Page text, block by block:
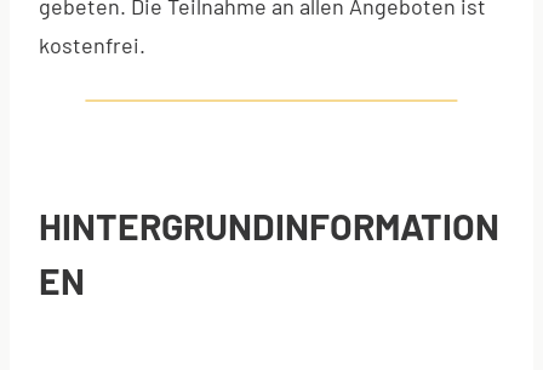
gebeten. Die Teilnahme an allen Angeboten ist
kostenfrei.
HINTERGRUNDINFORMATION
EN